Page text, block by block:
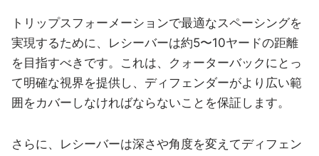
トリップスフォーメーションで最適なスペーシングを
実現するために、レシーバーは約5〜10ヤードの距離
を目指すべきです。これは、クォーターバックにとっ
て明確な視界を提供し、ディフェンダーがより広い範
囲をカバーしなければならないことを保証します。
さらに、レシーバーは深さや角度を変えてディフェン